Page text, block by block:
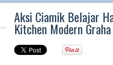
Aksi Ciamik Belajar
Kitchen Modern